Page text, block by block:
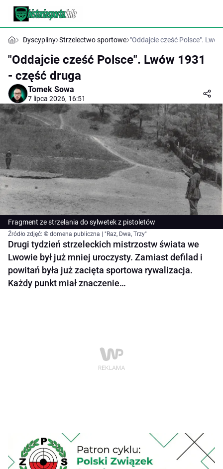
Dyscypliny Strzelectwo sportowe "Oddajcie cześć Polsce".
"Oddajcie cześć Polsce". Lwów 1931
- część druga
Tomek Sowa
7 lipca 2026, 16:51
Fragment ze strzelania do sylwetek z pistoletów
Źródło zdjęć: © domena publiczna | "Raz, Dwa, Trzy"
Drugi tydzień strzeleckich mistrzostw świata we
Lwowie był już mniej uroczysty. Zamiast defilad i
powitań była już zacięta sportowa rywalizacja.
Każdy punkt miał znaczenie…